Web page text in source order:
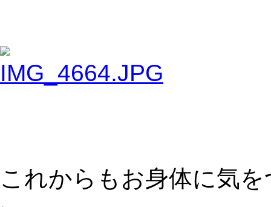
これからもお身体に気